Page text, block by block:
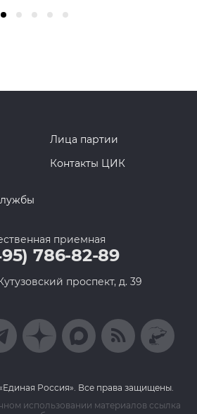
Лица партии
Контакты ЦИК
приемная
786-82-89
проспект, д. 39
Россия». Все права защищены.
использовании материалов ссылка